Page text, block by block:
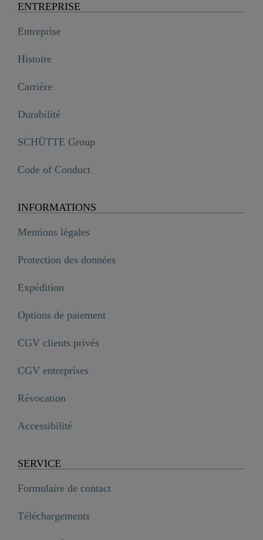
ENTREPRISE
Entreprise
Histoire
Carrière
Durabilité
SCHÜTTE Group
Code of Conduct
INFORMATIONS
Mentions légales
Protection des données
Expédition
Options de paiement
CGV clients privés
CGV entreprises
Révocation
Accessibilité
SERVICE
Formulaire de contact
Téléchargements